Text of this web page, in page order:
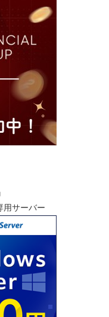
用サーバー